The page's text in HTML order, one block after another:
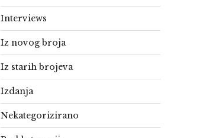
Interviews
Iz novog broja
Iz starih brojeva
Izdanja
Nekategorizirano